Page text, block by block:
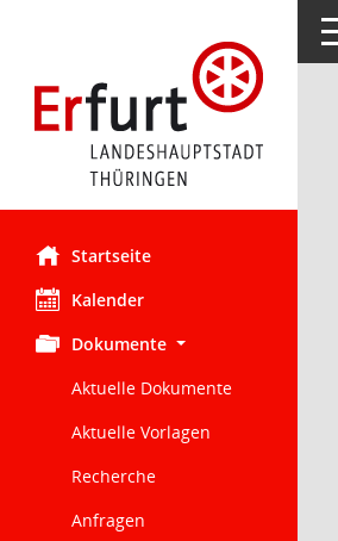
Startseite
Kalender
Dokumente
Aktuelle Dokumente
Aktuelle Vorlagen
Recherche
Anfragen